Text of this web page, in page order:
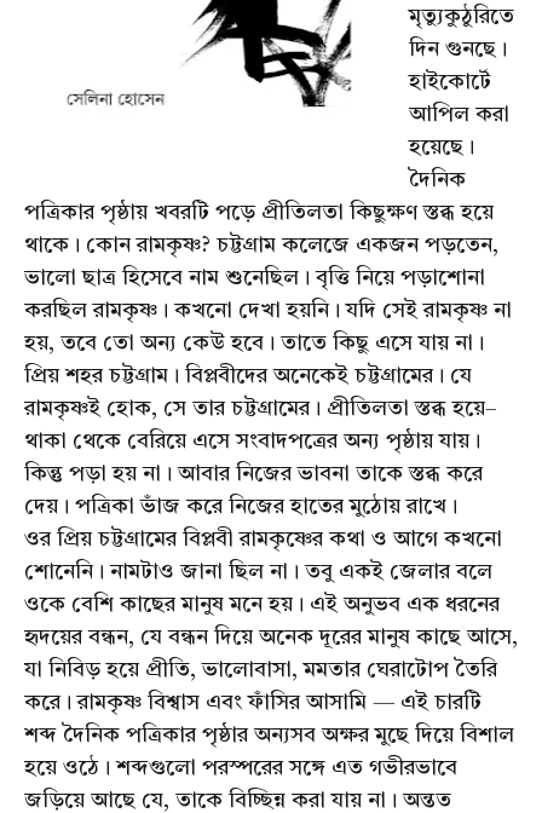
মৃত্যুকুঠুরিতে
দিন গুনছে।
হাইকোর্টে
আপিল করা
হয়েছে।
দৈনিক
পত্রিকার পৃষ্ঠায় খবরটি পড়ে প্রীতিলতা কিছুক্ষণ স্তব্ধ হয়ে
থাকে। কোন রামকৃষ্ণ? চট্টগ্রাম কলেজে একজন পড়তেন,
ভালো ছাত্র হিসেবে নাম শুনেছিল। বৃত্তি নিয়ে পড়াশোনা
করছিল রামকৃষ্ণ। কখনো দেখা হয়নি। যদি সেই রামকৃষ্ণ না
হয়, তবে তো অন্য কেউ হবে। তাতে কিছু এসে যায় না।
প্রিয় শহর চট্টগ্রাম। বিপ্লবীদের অনেকেই চট্টগ্রামের। যে
রামকৃষ্ণই হোক, সে তার চট্টগ্রামের। প্রীতিলতা স্তব্ধ হয়ে–
থাকা থেকে বেরিয়ে এসে সংবাদপত্রের অন্য পৃষ্ঠায় যায়।
কিন্তু পড়া হয় না। আবার নিজের ভাবনা তাকে স্তব্ধ করে
দেয়। পত্রিকা ভাঁজ করে নিজের হাতের মুঠোয় রাখে।
ওর প্রিয় চট্টগ্রামের বিপ্লবী রামকৃষ্ণের কথা ও আগে কখনো
শোনেনি। নামটাও জানা ছিল না। তবু একই জেলার বলে
ওকে বেশি কাছের মানুষ মনে হয়। এই অনুভব এক ধরনের
হৃদয়ের বন্ধন, যে বন্ধন দিয়ে অনেক দূরের মানুষ কাছে আসে,
যা নিবিড় হয়ে প্রীতি, ভালোবাসা, মমতার ঘেরাটোপ তৈরি
করে। রামকৃষ্ণ বিশ্বাস এবং ফাঁসির আসামি — এই চারটি
শব্দ দৈনিক পত্রিকার পৃষ্ঠার অন্যসব অক্ষর মুছে দিয়ে বিশাল
হয়ে ওঠে। শব্দগুলো পরস্পরের সঙ্গে এত গভীরভাবে
জড়িয়ে আছে যে, তাকে বিচ্ছিন্ন করা যায় না। অন্তত